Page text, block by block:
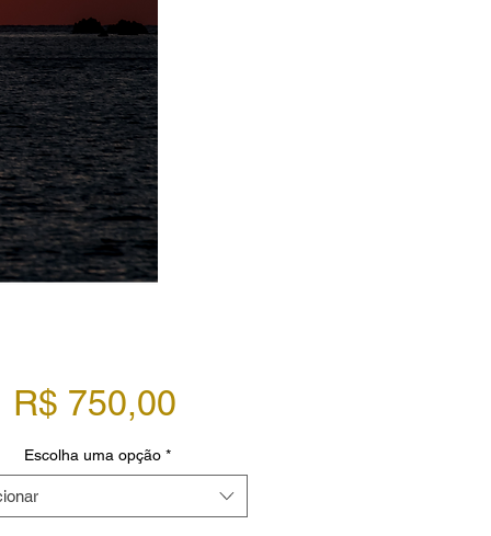
R$ 750,00
Escolha uma opção *